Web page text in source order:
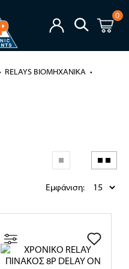
0
RELAYS ΒΙΟΜΗΧΑΝΙΚΑ
Εμφάνιση: